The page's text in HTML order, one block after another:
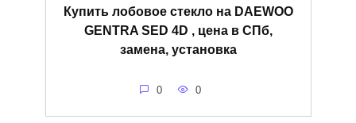
Купить лобовое стекло на DAEWOO
GENTRA SED 4D , цена в СПб,
замена, установка
0 0